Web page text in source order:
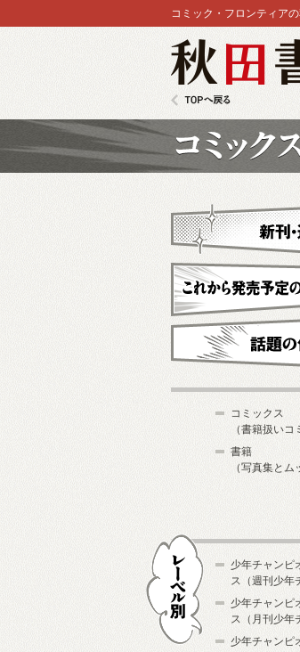
コミック・フロンティア
新刊・近刊
これから発売予定
コミックス
（書籍扱いコ
書籍
（写真集とム
少年チャンピ
ス（週刊少年
少年チャンピ
ス（月刊少年
少年チャンピ